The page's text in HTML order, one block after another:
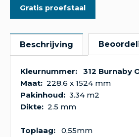
Gratis proefstaal
Beschrijving
Kleurnummer: 312 Burnaby
Maat: 228.6 x 1524 mm
Pakinhoud: 3.34 m2
Dikte: 2.5
Toplaag:
0,55mm